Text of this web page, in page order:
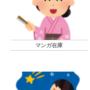
マンガ在庫